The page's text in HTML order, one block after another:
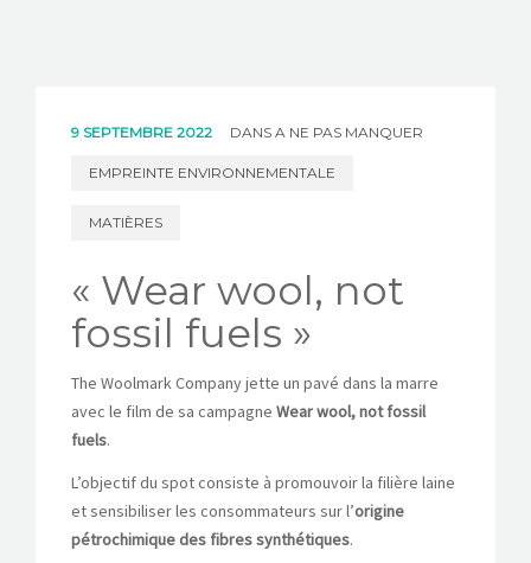
9 SEPTEMBRE 2022 DANS A NE PAS MANQUER
EMPREINTE ENVIRONNEMENTALE
MATIÈRES
« Wear wool, not
fossil fuels »
The Woolmark Company jette un pavé dans la marre
avec le film de sa campagne Wear wool, not fossil
fuels.
L’objectif du spot consiste à promouvoir la filière laine
et sensibiliser les consommateurs sur l’origine
pétrochimique des fibres synthétiques.